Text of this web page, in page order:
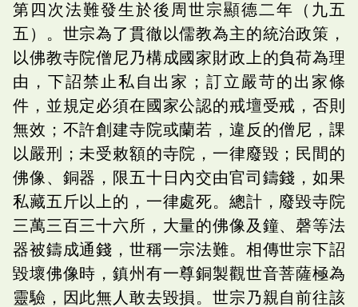
第四次法難發生於後周世宗顯德二年（九五
五）。世宗為了貫徹以儒教為主的統治政策，
以佛教寺院僧尼乃構成國家財政上的負荷為理
由，下詔禁止私自出家；訂立嚴苛的出家條
件，並規定必須在國家公認的戒壇受戒，否則
無效；不許創建寺院或蘭若，違反的僧尼，課
以嚴刑；未受敕額的寺院，一律廢毀；民間的
佛像、銅器，限五十日內交由官司鑄錢，如果
私藏五斤以上的，一律處死。總計，廢毀寺院
三萬三百三十六所，大量的佛像及鐘、磬等法
器被鑄成通錢，世稱一宗法難。相傳世宗下詔
毀壞佛像時，鎮州有一尊銅製觀世音菩薩極為
靈驗，因此無人敢去毀損。世宗乃親自前往該